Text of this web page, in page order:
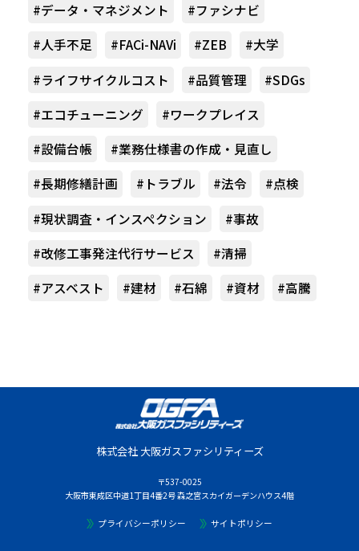
#データ・マネジメント
#ファシナビ
#人手不足
#FACi-NAVi #ZEB
#大学
#ライフサイクルコスト
#品質管理
#SDGs
#エコチューニング
#ワークプレイス
#設備台帳
#業務仕様書の作成・見直し
#長期修繕計画
#トラブル #法令
#点検
#現状調査・インスペクション
#事故
#改修工事発注代行サービス
#清掃
#アスベスト
#建材 #石綿 #資材 #高騰
株式会社 大阪ガスファシリティーズ
〒537-0025
大阪市東成区中道1丁目4番2号 森之宮スカイガーデンハウス4階
プライバシーポリシー サイトポリシー